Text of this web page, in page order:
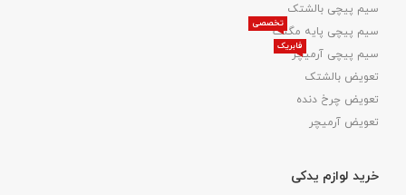
سیم پیچی بالشتک
سیم پیچی پایه مگنت
تخصصی
سیم پیچی آرمیچر
فابریک
تعویض بالشتک​
تعویض چرخ دنده
تعویض آرمیچر
خرید لوازم یدکی